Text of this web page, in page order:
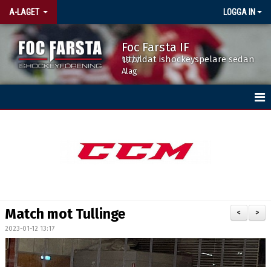
A-LAGET LOGGA IN
Foc Farsta IF
Utbildat ishockeyspelare sedan 1977
Alag
MATCHER
>
<
Match mot Tullinge
2023-01-12 13:17